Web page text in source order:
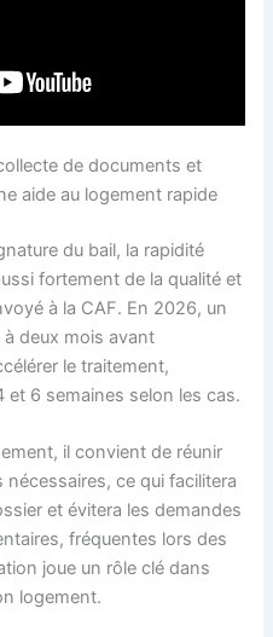
de documents et
aide au logement rapide
du bail, la rapidité
fortement de la qualité et
à la CAF. En 2026, un
deux mois avant
le traitement,
6 semaines selon les cas.
il convient de réunir
ce qui facilitera
et évitera les demandes
fréquentes lors des
joue un rôle clé dans
logement.